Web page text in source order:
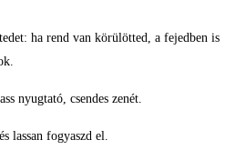
ha rend van körülötted, a fejedben is
nyugtató, csendes zenét.
lassan fogyaszd el.